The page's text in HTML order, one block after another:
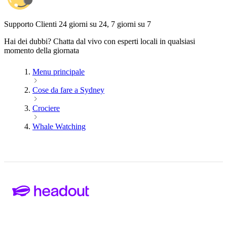
Supporto Clienti 24 giorni su 24, 7 giorni su 7
Hai dei dubbi? Chatta dal vivo con esperti locali in qualsiasi
momento della giornata
Menu principale
Cose da fare a Sydney
Crociere
Whale Watching